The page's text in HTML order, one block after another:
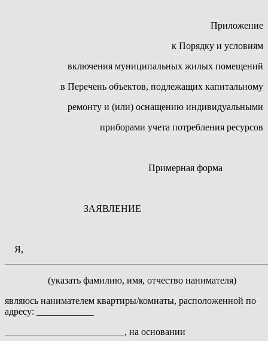
Приложение
к Порядку и условиям
включения муниципальных жилых помещений
в Перечень объектов, подлежащих капитальному
ремонту и (или) оснащению индивидуальными
приборами учета потребления ресурсов
Примерная форма
ЗАЯВЛЕНИЕ
Я,
(указать фамилию, имя, отчество нанимателя)
являюсь нанимателем квартиры/комнаты, расположенной по
адресу: ____________
_________________________, на основании